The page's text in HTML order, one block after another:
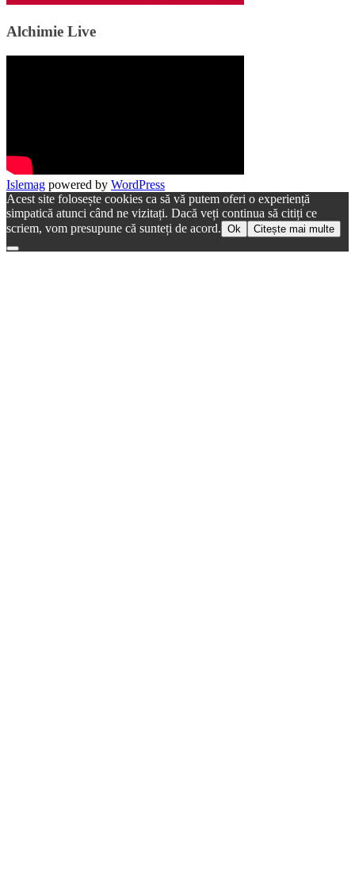
Alchimie Live
Islemag powered by WordPress
Acest site folosește cookies ca să vă putem oferi o experiență
simpatică atunci când ne vizitați. Dacă veți continua să citiți ce
scriem, vom presupune că sunteți de acord. Ok Citește mai multe